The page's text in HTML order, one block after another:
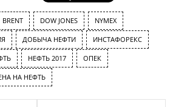
BRENT DOW JONES NYMEX
ДОБЫЧА НЕФТИ ИНСТАФОРЕКС
НЕФТЬ 2017 ОПЕК
НА НЕФТЬ